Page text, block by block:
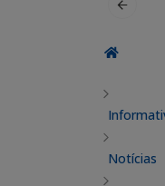
Notícias